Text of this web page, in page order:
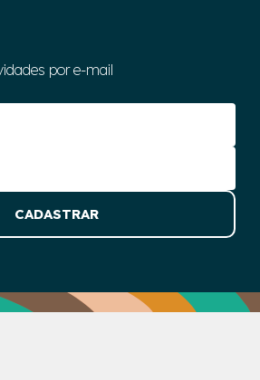
por e-mail